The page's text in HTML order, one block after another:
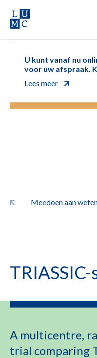
U kunt vanaf nu
voor uw afspraak.
Lees meer
Meedoen aan
A multicentre,
trial comparing